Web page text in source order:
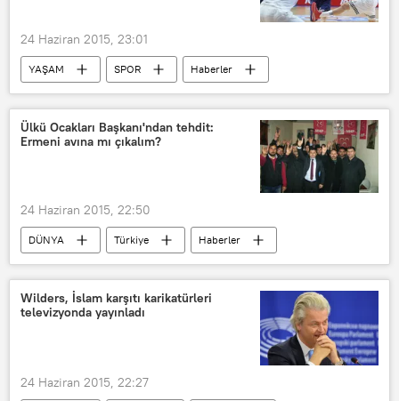
24 Haziran 2015, 23:01
YAŞAM SPOR
Haberler
İspanya
Real Madrid Basketbol Takımı
Ülkü Ocakları Başkanı'ndan tehdit:
Ermeni avına mı çıkalım?
24 Haziran 2015, 22:50
DÜNYA Türkiye
Haberler
TÜRKİYE
Ermenistan Kars
Wilders, İslam karşıtı karikatürleri
televizyonda yayınladı
24 Haziran 2015, 22:27